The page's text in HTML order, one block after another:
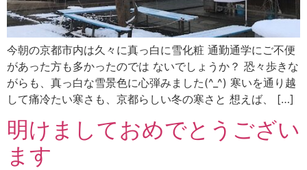
今朝の京都市内は久々に真っ白に雪化粧 通勤通学にご不便
があった方も多かったのでは ないでしょうか？ 恐々歩きな
がらも、真っ白な雪景色に心弾みました(^_^) 寒いを通り越
して痛冷たい寒さも、京都らしい冬の寒さと 想えば、 […]
明けましておめでとうござい
ます